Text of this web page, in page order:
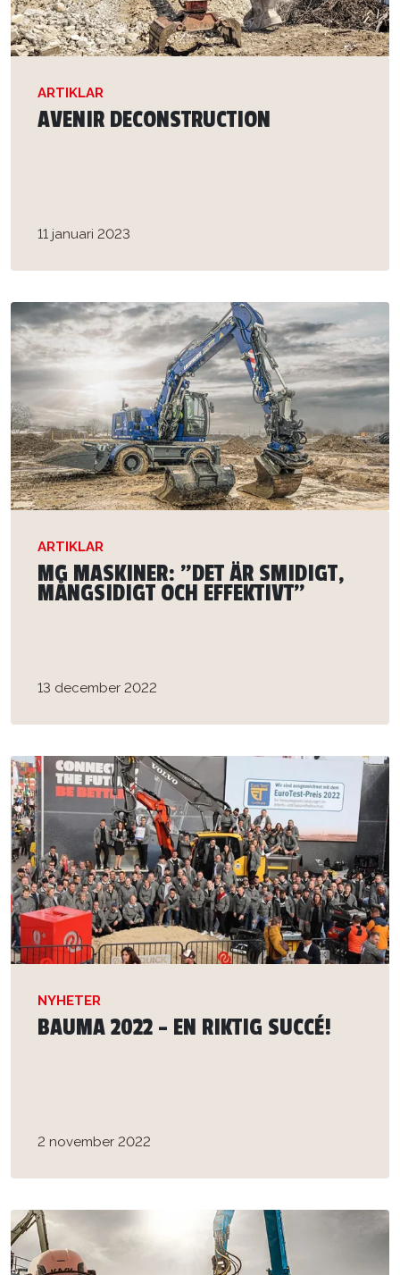
ARTIKLAR
AVENIR DECONSTRUCTION
11 januari 2023
ARTIKLAR
MG MASKINER: ”DET ÄR SMIDIGT,
MÅNGSIDIGT OCH EFFEKTIVT”
13 december 2022
NYHETER
BAUMA 2022 – EN RIKTIG SUCCÉ!
2 november 2022